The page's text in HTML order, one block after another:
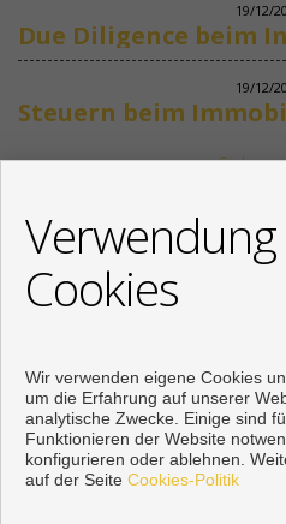
19/12/
19/12/
Siehe
+34
Von Montag bis
Cookies
Wir verwenden eigene Cookies
um die Erfahrung auf unserer
analytische Zwecke. Einige sind
Funktionieren der Website
konfigurieren oder ablehnen.
auf der Seite Cookies-Politik